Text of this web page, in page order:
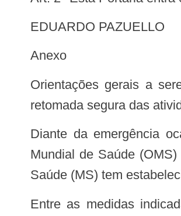
EDUARDO PAZUELLO
Anexo
Orientações gerais a serem observadas visando à prevenção, ao controle e à mitigação da transmissão da COVID-19 na
retomada segura das
Diante da emergência ocasionada pelo novo coronavírus SARS-COV-2, o reconhecimento da pandemia pela Organização
Mundial de Saúde
Saúde (MS) tem
Entre as medidas indicadas pelo MS, estão as não farmacológicas, como distanciamento social, etiqueta respiratória e de